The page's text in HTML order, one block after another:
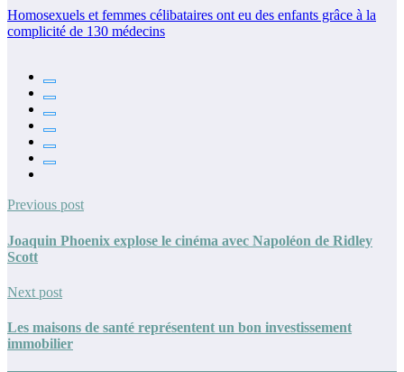
Homosexuels et femmes célibataires ont eu des enfants grâce à la
complicité de 130 médecins
Previous post
Joaquin Phoenix explose le cinéma avec Napoléon de Ridley
Scott
Next post
Les maisons de santé représentent un bon investissement
immobilier